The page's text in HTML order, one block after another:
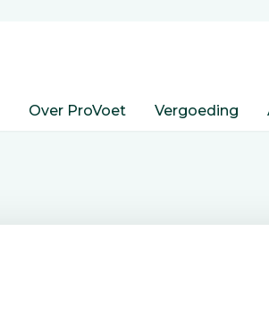
Over ProVoet Vergoeding